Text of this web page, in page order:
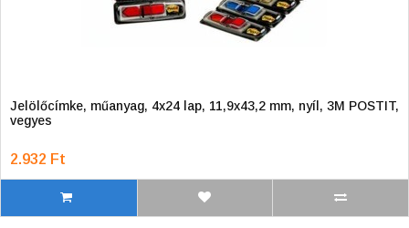
Jelölőcímke, műanyag, 4x24 lap, 11,9x43,2 mm, nyíl, 3M POSTIT,
vegyes
2.932 Ft